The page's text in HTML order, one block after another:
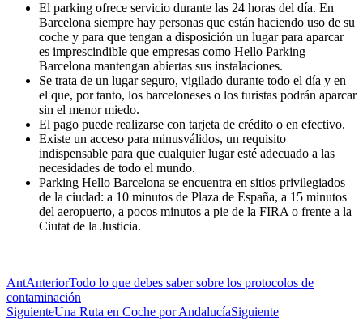
El parking ofrece servicio durante las 24 horas del día. En
Barcelona siempre hay personas que están haciendo uso de su
coche y para que tengan a disposición un lugar para aparcar
es imprescindible que empresas como Hello Parking
Barcelona mantengan abiertas sus instalaciones.
Se trata de un lugar seguro, vigilado durante todo el día y en
el que, por tanto, los barceloneses o los turistas podrán aparcar
sin el menor miedo.
El pago puede realizarse con tarjeta de crédito o en efectivo.
Existe un acceso para minusválidos, un requisito
indispensable para que cualquier lugar esté adecuado a las
necesidades de todo el mundo.
Parking Hello Barcelona se encuentra en sitios privilegiados
de la ciudad: a 10 minutos de Plaza de España, a 15 minutos
del aeropuerto, a pocos minutos a pie de la FIRA o frente a la
Ciutat de la Justicia.
AntAnteriorTodo lo que debes saber sobre los protocolos de
contaminación
SiguienteUna Ruta en Coche por AndalucíaSiguiente